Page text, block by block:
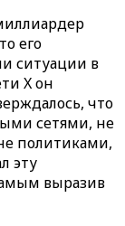
его
ситуации в
X он
что
сетями, не
политиками,
эту
выразив